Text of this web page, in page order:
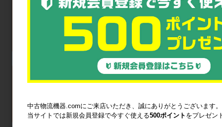
中古物流機器.comにご来店いただき、誠にありがとうございます。
当サイトでは新規会員登録で今すぐ使える500ポイント をプレゼン